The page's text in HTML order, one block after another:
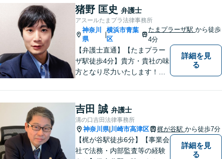
えます。【契約時点での明朗
会計】
猪野 匡史 弁護士
アスールたまプラ法律事務所
神奈川
県
|
横浜市青葉
区
たまプラーザ駅から徒歩
4分
【弁護士直通】【たまプラー
ザ駅徒歩4分】貴方・貴社の味
方となり尽力いたします！当
すのでまずはお気軽にご相談
ください。
詳細を見
る
吉田 誠 弁護士
溝の口吉田法律事務所
神奈川県| 川崎市高津区 梶が谷駅 から徒歩7分
【梶が谷駅徒歩6分】【事業会
社で法務・内部監査等の経験
詳細を見
る